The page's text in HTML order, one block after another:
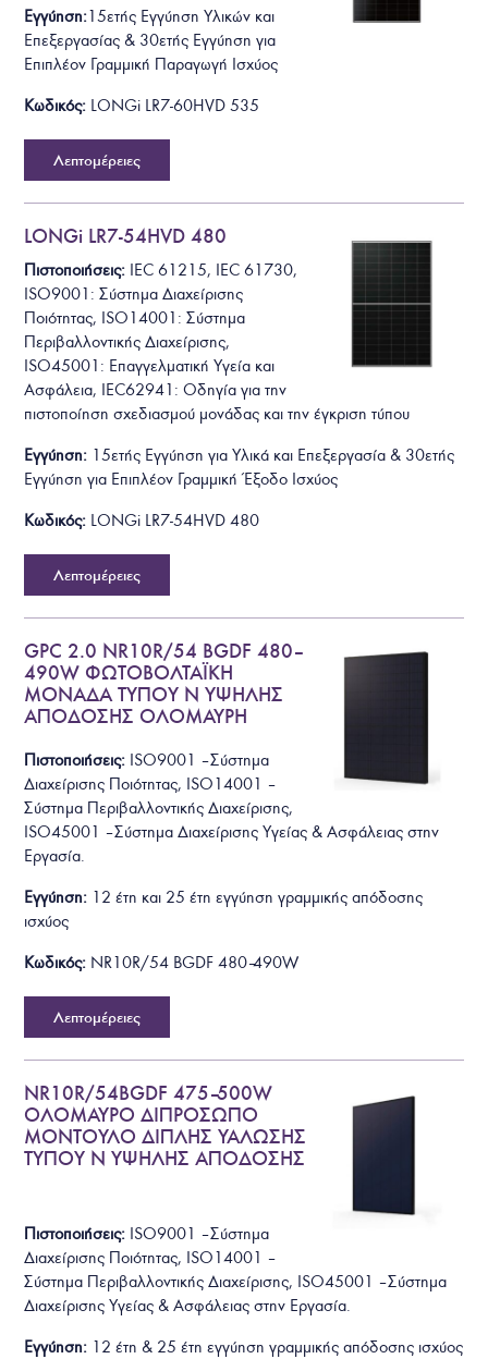
Εγγύηση:15ετής Εγγύηση Υλικών και
Επεξεργασίας & 30ετής Εγγύηση για
Επιπλέον Γραμμική Παραγωγή Ισχύος
Κωδικός: LONGi LR7-60HVD 535
Λεπτομέρειες
LONGi LR7-54HVD 480
Πιστοποιήσεις: IEC 61215, IEC 61730,
ISO9001: Σύστημα Διαχείρισης
Ποιότητας, ISO14001: Σύστημα
Περιβαλλοντικής Διαχείρισης,
ISO45001: Επαγγελματική Υγεία και
Ασφάλεια, IEC62941: Οδηγία για την
πιστοποίηση σχεδιασμού μονάδας και την έγκριση τύπου
Εγγύηση: 15ετής Εγγύηση για Υλικά και Επεξεργασία & 30ετής
Εγγύηση για Επιπλέον Γραμμική Έξοδο Ισχύος
Κωδικός: LONGi LR7-54HVD 480
Λεπτομέρειες
GPC 2.0 NR10R/54 BGDF 480–
490W ΦΩΤΟΒΟΛΤΑΪΚΗ
ΜΟΝΑΔΑ ΤΥΠΟΥ N ΥΨΗΛΗΣ
ΑΠΟΔΟΣΗΣ ΟΛΟΜΑΥΡΗ
Πιστοποιήσεις: ISO9001 – Σύστημα
Διαχείρισης Ποιότητας, ISO14001 –
Σύστημα Περιβαλλοντικής Διαχείρισης,
ISO45001 – Σύστημα Διαχείρισης Υγείας & Ασφάλειας στην
Εργασία.
Εγγύηση: 12 έτη και 25 έτη εγγύηση γραμμικής απόδοσης
ισχύος
Κωδικός: NR10R/54 BGDF 480–490W
Λεπτομέρειες
NR10R/54BGDF 475–500W
ΟΛΟΜΑΥΡΟ ΔΙΠΡΟΣΩΠΟ
ΜΟΝΤΟΥΛΟ ΔΙΠΛΗΣ ΥΑΛΩΣΗΣ
ΤΥΠΟΥ N ΥΨΗΛΗΣ ΑΠΟΔΟΣΗΣ
Πιστοποιήσεις: ISO9001 – Σύστημα
Διαχείρισης Ποιότητας, ISO14001 –
Σύστημα Περιβαλλοντικής Διαχείρισης, ISO45001 – Σύστημα
Διαχείρισης Υγείας & Ασφάλειας στην Εργασία.
Εγγύηση: 12 έτη & 25 έτη εγγύηση γραμμικής απόδοσης ισχύος